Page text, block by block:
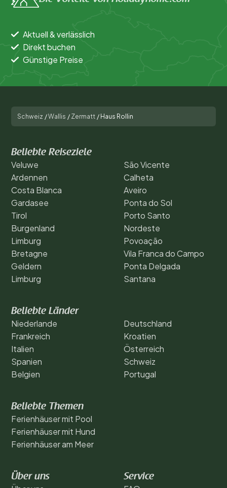
Aktuell & verlässlich
Direkt buchen
Günstige Preise
Schweiz /Wallis / Zermatt / Haus Rollin
Beliebte Reiseziele
Veluwe
Ardennen
Costa Blanca
Gardasee
Tirol
Burgenland
Limburg
Bretagne
Geldern
Limburg
São Vicente
Calheta
Aveiro
Ponta do Sol
Porto Santo
Nordeste
Povoação
Vila Franca do Campo
Ponta Delgada
Santana
Beliebte Länder
Niederlande
Frankreich
Italien
Spanien
Belgien
Deutschland
Kroatien
Österreich
Schweiz
Portugal
Beliebte Themen
Ferienhäuser mit Pool
Ferienhäuser mit Hund
Ferienhäuser am Meer
Über uns Service